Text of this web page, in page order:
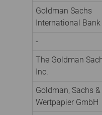
Goldman Sachs
International Bank
-
The Goldman
Inc.
Goldman, Sachs &
Wertpapier GmbH